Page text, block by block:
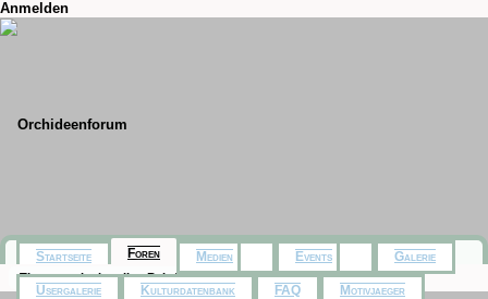
Anmelden
Startseite Foren
Themen mit aktuellen Beiträgen
Medien Events Galerie
Usergalerie Kulturdatenbank FAQ Motivjaeger